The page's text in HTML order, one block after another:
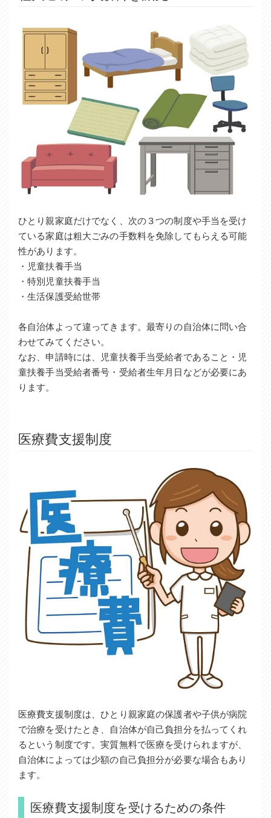
ひとり親家庭だけでなく、次の３つの制度や手当を受け
ている家庭は粗大ごみの手数料を免除してもらえる可能
性があります。
・児童扶養手当
・特別児童扶養手当
・生活保護受給世帯
各自治体よって違ってきます。最寄りの自治体に問い合
わせてみてください。
なお、申請時には、児童扶養手当受給者であること・児
童扶養手当受給者番号・受給者生年月日などが必要にあ
ります。
医療費支援制度
医療費支援制度は、ひとり親家庭の保護者や子供が病院
で治療を受けたとき、自治体が自己負担分を払ってくれ
るという制度です。実質無料で医療を受けられますが、
自治体によっては少額の自己負担分が必要な場合もあり
ます。
医療費支援制度を受けるための条件